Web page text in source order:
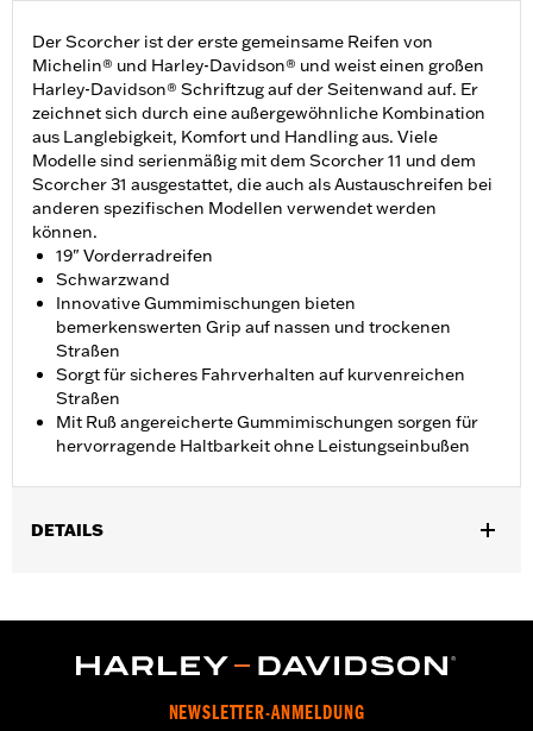
Der Scorcher ist der erste gemeinsame Reifen von
Michelin® und Harley-Davidson® und weist einen großen
Harley-Davidson® Schriftzug auf der Seitenwand auf. Er
zeichnet sich durch eine außergewöhnliche Kombination
aus Langlebigkeit, Komfort und Handling aus. Viele
Modelle sind serienmäßig mit dem Scorcher 11 und dem
Scorcher 31 ausgestattet, die auch als Austauschreifen bei
anderen spezifischen Modellen verwendet werden
können.
19" Vorderradreifen
Schwarzwand
Innovative Gummimischungen bieten
bemerkenswerten Grip auf nassen und trockenen
Straßen
Sorgt für sicheres Fahrverhalten auf kurvenreichen
Straßen
Mit Ruß angereicherte Gummimischungen sorgen für
hervorragende Haltbarkeit ohne Leistungseinbußen
DETAILS
Zubehörprogramm und 16 Zoll Michelin® Reifen hinten.
In Einheiten erhältlich:Jeweils
NEWSLETTER-ANMELDUNG